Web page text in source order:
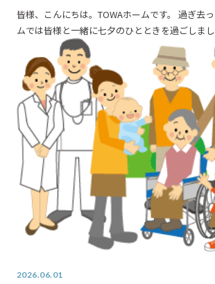
皆様、こんにちは。TOWAホームです。 過ぎ去
ムでは皆様と一緒に七夕のひとときを過ごしま
2026.06.01